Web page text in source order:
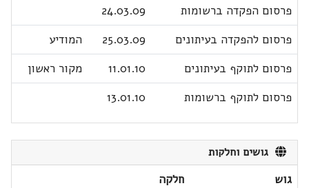
פרסום הפקדה ברשומות
24.03.09
פרסום להפקדה בעיתונים
25.03.09
המודיע
פרסום לתוקף בעיתונים
11.01.10
מקור ראשון
פרסום לתוקף ברשומות
13.01.10
גושים וחלקות
גוש
חלקה